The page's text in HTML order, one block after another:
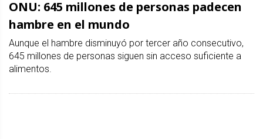
ONU: 645 millones de personas padecen
hambre en el mundo
Aunque el hambre disminuyó por tercer año consecutivo,
645 millones de personas siguen sin acceso suficiente a
alimentos.